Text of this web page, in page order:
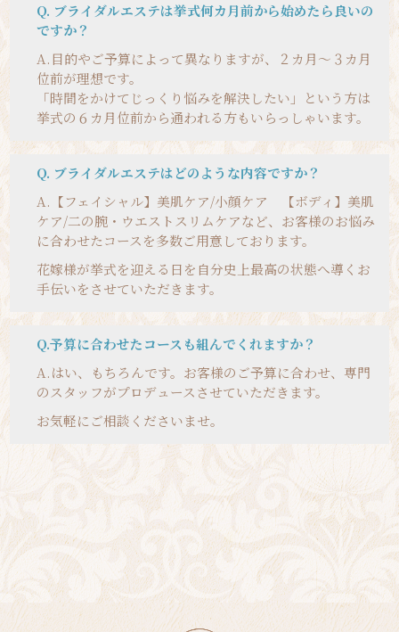
Q. ブライダルエステは挙式何カ月前から始めたら良いの
ですか？
A. 目的やご予算によって異なりますが、２カ月〜３カ月
位前が理想です。
「時間をかけてじっくり悩みを解決したい」という方は
挙式の６カ月位前から通われる方もいらっしゃいます。
Q. ブライダルエステはどのような内容ですか？
A. 【フェイシャル】美肌ケア/小顔ケア 【ボディ】美肌
ケア/二の腕・ウエストスリムケアなど、お客様のお悩み
に合わせたコースを多数ご用意しております。
花嫁様が挙式を迎える日を自分史上最高の状態へ導くお
手伝いをさせていただきます。
Q.予算に合わせたコースも組んでくれますか？
A.はい、もちろんです。お客様のご予算に合わせ、専門
のスタッフがプロデュースさせていただきます。
お気軽にご相談くださいませ。